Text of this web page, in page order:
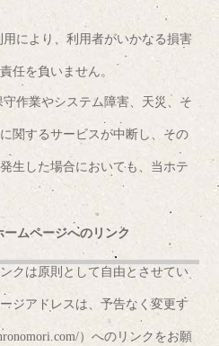
により、利用者がいかなる損害
任を負いません。
作業やシステム障害、天災、そ
関するサービスが中断し、その
生した場合においても、当ホテ
ームページへのリンク
クは原則として自由とさせてい
ジアドレスは、予告なく変更す
）へのリンクをお願